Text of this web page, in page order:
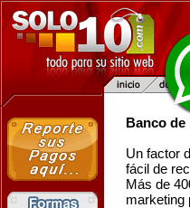
Banco
Un factor
fácil de
Más de
marketing